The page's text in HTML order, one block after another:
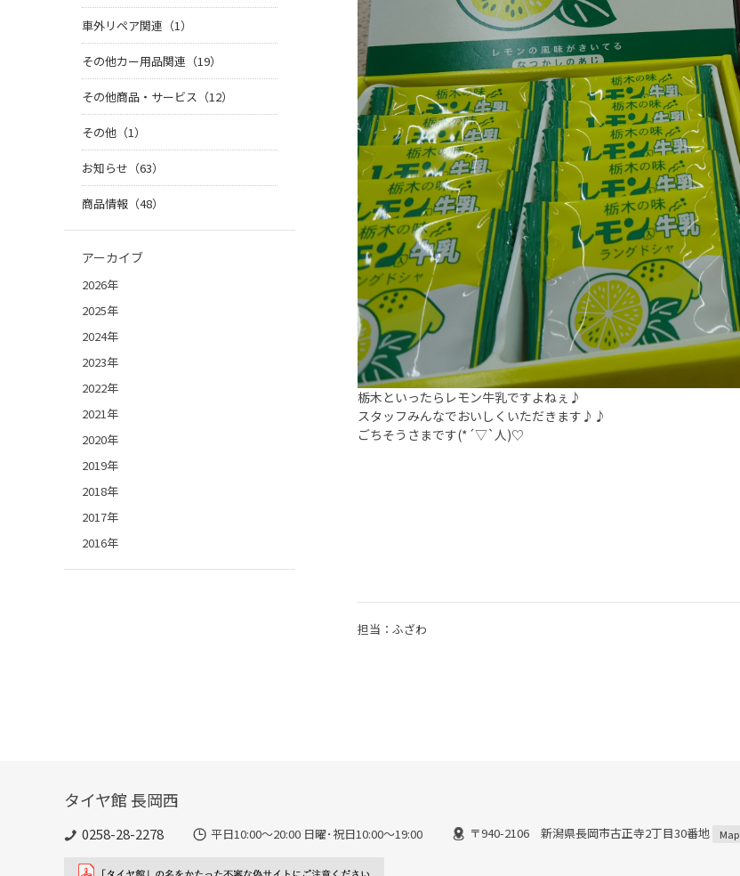
栃木といったらレモン牛乳ですよねぇ♪
スタッフみんなでおいしくいただきます♪♪
ごちそうさまです(*´▽`人)♡
担当：ふざわ
車外リペア関連（1）
その他カー用品関連（19）
その他商品・サービス（12）
その他（1）
お知らせ（63）
商品情報（48）
アーカイブ
2026年
2025年
2024年
2023年
2022年
2021年
2020年
2019年
2018年
2017年
2016年
タイヤ館 長岡西
0258-28-2278 平日10:00～20:00 日曜･祝日10:00～19:00 〒940-2106 新潟県長岡市古正寺2丁目30番地 Map